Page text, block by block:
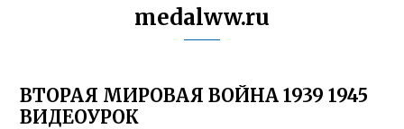
medalww.ru
ВТОРАЯ МИРОВАЯ ВОЙНА 1939 1945
ВИДЕОУРОК